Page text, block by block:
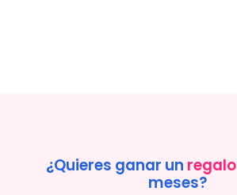
¿Quieres ganar un regalo
meses?